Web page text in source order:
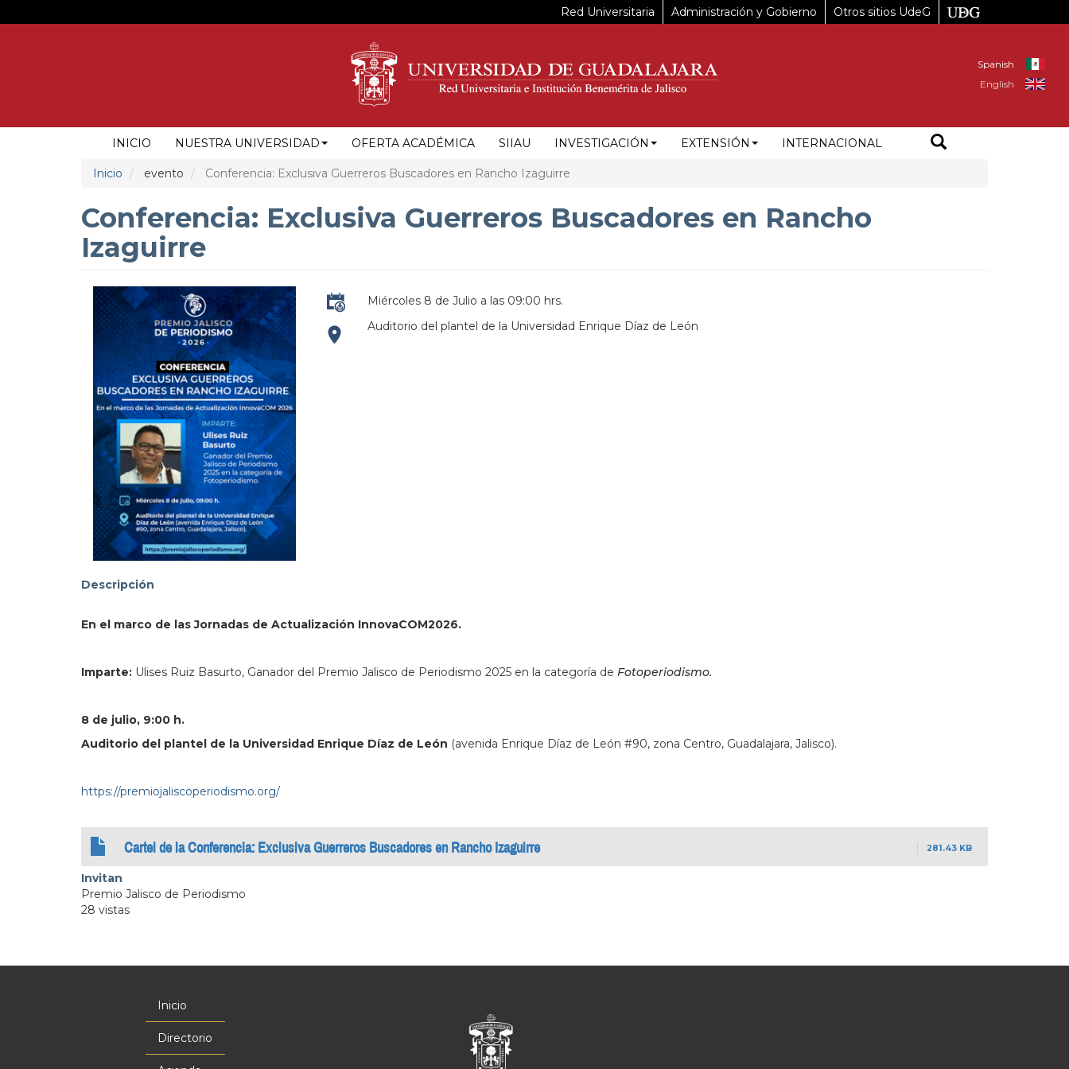
al
Red Universitaria Administración y Gobierno Otros sitios UdeG
Spanish
English
NAVEGACIÓN
PRINCIPAL
INICIO NUESTRA UNIVERSIDAD OFERTA ACADÉMICA SIIAU INVESTIGACIÓN EXTENSIÓN INTERNACIONAL
Inicio evento Conferencia: Exclusiva Guerreros Buscadores en Rancho Izaguirre
Conferencia: Exclusiva Guerreros Buscadores en Rancho
Izaguirre
Miércoles 8 de Julio a las 09:00 hrs.
Auditorio del plantel de la Universidad Enrique Díaz de León
Descripción
En el marco de las Jornadas de Actualización InnovaCOM2026.
Imparte: Ulises Ruiz Basurto, Ganador del Premio Jalisco de Periodismo 2025 en la categoría de Fotoperiodismo.
8 de julio, 9:00 h.
Auditorio del plantel de la Universidad Enrique Díaz de León (avenida Enrique Díaz de León #90, zona Centro, Guadalajara, Jalisco).
https://premiojaliscoperiodismo.org/
Cartel de la Conferencia: Exclusiva Guerreros Buscadores en Rancho Izaguirre 281.43 KB
Invitan
Premio Jalisco de Periodismo
28 vistas
principal
Inicio
Directorio